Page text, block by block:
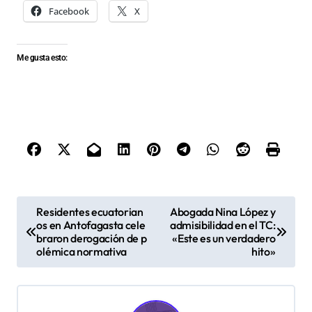
Facebook X
Me gusta esto:
Residentes ecuatorian
os en Antofagasta cele
braron derogación de p
olémica normativa
Abogada Nina López y
admisibilidad en el TC:
«Este es un verdadero
hito»